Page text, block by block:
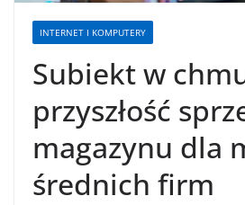
INTERNET I KOMPUTERY
Subiekt w
przyszłość
magazynu dla
średnich firm